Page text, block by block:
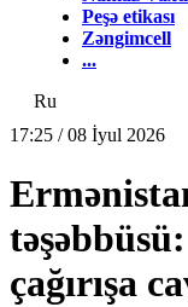
Peşə etikası
Zəngimcell
...
Ru
17:25 / 08 İyul 2026
çağırışa